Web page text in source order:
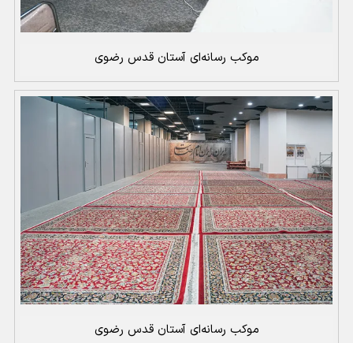
موکب رسانه‌ای آستان قدس رضوی
موکب رسانه‌ای آستان قدس رضوی